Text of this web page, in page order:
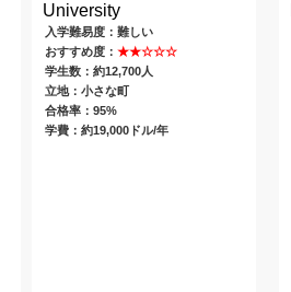
University
入学難易度：難しい
おすすめ度：★★☆☆☆
学生数：約12,700人
立地：小さな町
合格率：95%
学費：約19,000ドル/年